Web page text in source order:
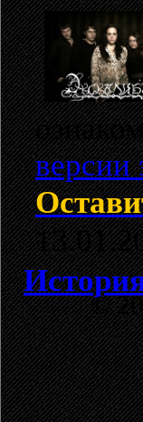
версии
©